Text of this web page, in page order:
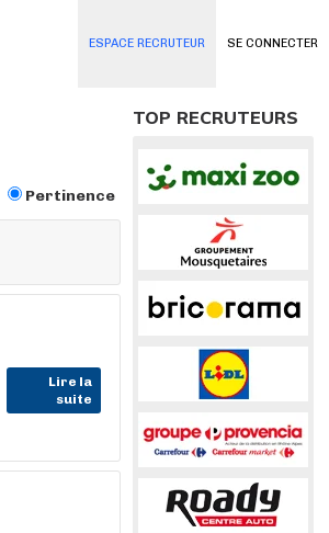
SE CONNECTER
ESPACE RECRUTEUR
Pertinence
Lire la
suite
TOP RECRUTEURS